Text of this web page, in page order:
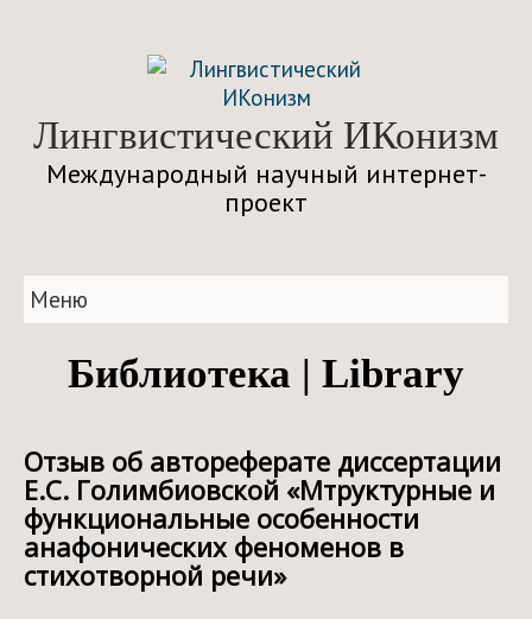
Лингвистический ИКонизм
Международный научный интернет-
проект
Меню
Библиотека | Library
Отзыв об автореферате диссертации
Е.С. Голимбиовской «Мтруктурные и
функциональные особенности
анафонических феноменов в
стихотворной речи»